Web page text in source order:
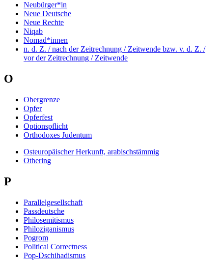
Neubürger*in
Neue Deutsche
Neue Rechte
Niqab
Nomad*innen
n. d. Z. / nach der Zeitrechnung / Zeitwende bzw. v. d. Z. /
vor der Zeitrechnung / Zeitwende
O
Obergrenze
Opfer
Opferfest
Optionspflicht
Orthodoxes Judentum
Osteuropäischer Herkunft, arabischstämmig
Othering
P
Parallelgesellschaft
Passdeutsche
Philosemitismus
Philoziganismus
Pogrom
Political Correctness
Pop-Dschihadismus